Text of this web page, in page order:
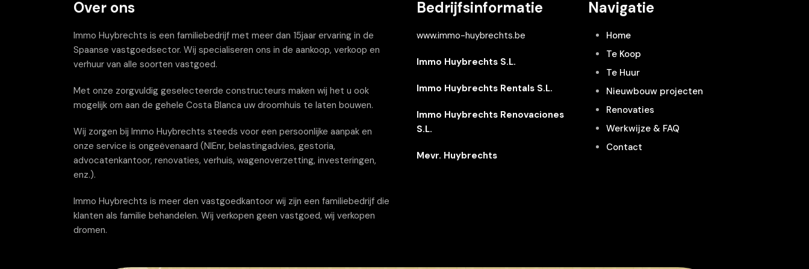
Over ons
Immo Huybrechts is een familiebedrijf met meer dan 15jaar ervaring in de
Spaanse vastgoedsector. Wij specialiseren ons in de aankoop, verkoop en
verhuur van alle soorten vastgoed.
Met onze zorgvuldig geselecteerde constructeurs maken wij het u ook
mogelijk om aan de gehele Costa Blanca uw droomhuis te laten bouwen.
Wij zorgen bij Immo Huybrechts steeds voor een persoonlijke aanpak en
onze service is ongeëvenaard (NIEnr, belastingadvies, gestoria,
advocatenkantoor, renovaties, verhuis, wagenoverzetting, investeringen,
enz.).
Immo Huybrechts is meer den vastgoedkantoor wij zijn een familiebedrijf die
klanten als familie behandelen. Wij verkopen geen vastgoed, wij verkopen
dromen.
Bedrijfsinformatie
www.immo-huybrechts.be
Immo Huybrechts S.L.
Immo Huybrechts Rentals S.L.
Immo Huybrechts Renovaciones
S.L.
Mevr. Huybrechts
Navigatie
Home
Te Koop
Te Huur
Nieuwbouw projecten
Renovaties
Werkwijze & FAQ
Contact